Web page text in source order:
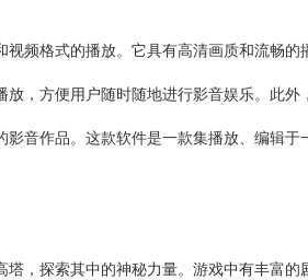
视频格式的播放。它具有高清画质和流畅的
，方便用户随时随地进行影音娱乐。此外
音作品。这款软件是一款集播放、编辑于
，探索其中的神秘力量。游戏中有丰富的